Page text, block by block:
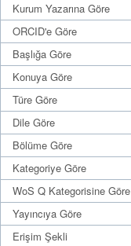
Kurum Yazarına Göre
ORCID'e Göre
Başlığa Göre
Konuya Göre
Türe Göre
Dile Göre
Bölüme Göre
Kategoriye Göre
WoS Q Kategorisine Göre
Yayıncıya Göre
Erişim Şekli